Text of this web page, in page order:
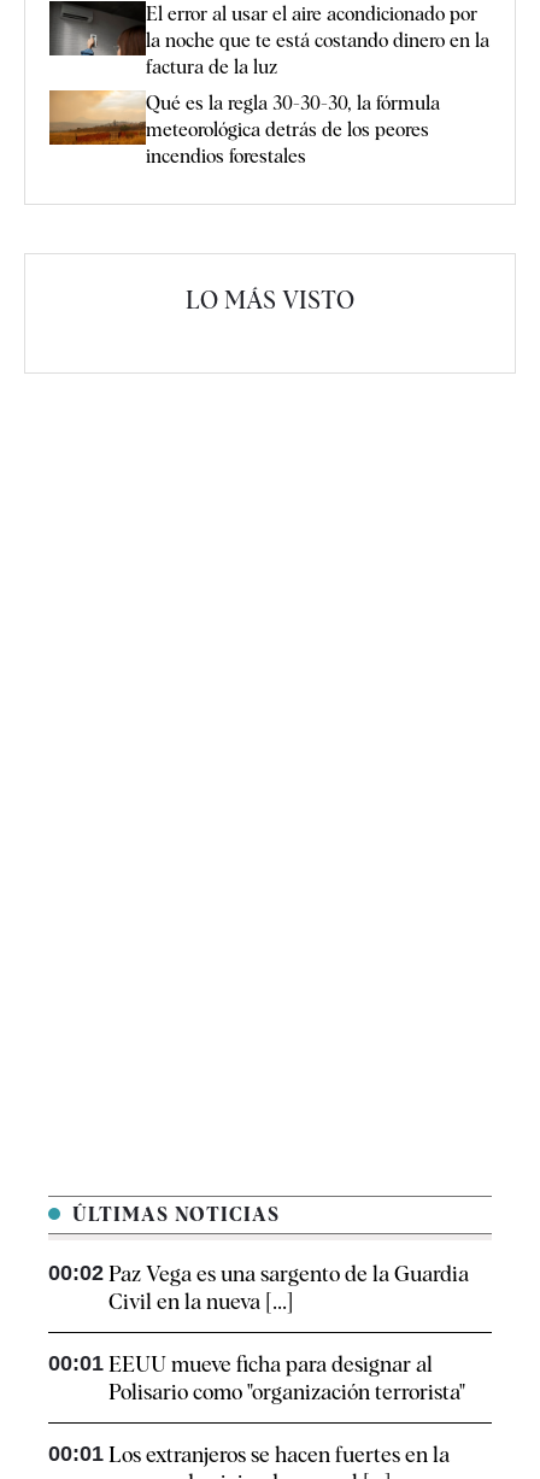
El error al usar el aire acondicionado por
la noche que te está costando dinero en la
factura de la luz
Qué es la regla 30-30-30, la fórmula
meteorológica detrás de los peores
incendios forestales
LO MÁS VISTO
ÚLTIMAS NOTICIAS
00:02 Paz Vega es una sargento de la Guardia
Civil en la nueva [...]
00:01 EEUU mueve ficha para designar al
Polisario como "organización terrorista"
00:01 Los extranjeros se hacen fuertes en la